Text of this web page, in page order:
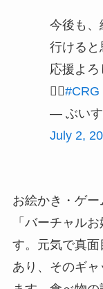
今後も、
行けると
応援よろ
🙇‍♂️#CRG
— ぶいす
July 2,
お絵かき・ゲ
「バーチャル
す。元気で真
あり、そのギ